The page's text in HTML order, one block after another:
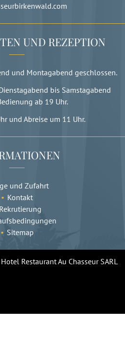
UND REZEPTION
und Montagabend geschlossen.
bis Samstagabend
ab 19 Uhr.
und Abreise um 11 Uhr.
und Zufahrt
Kontakt
Rekrutierung
Sitemap
Restaurant Au Chasseur SARL